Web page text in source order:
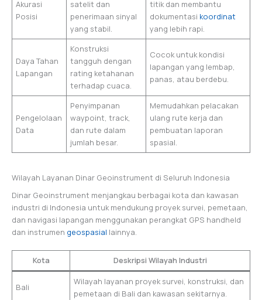
Akurasi
Posisi
satelit dan
penerimaan sinyal
yang stabil.
titik dan membantu
dokumentasi koordinat
yang lebih rapi.
Daya Tahan
Lapangan
Konstruksi
tangguh dengan
rating ketahanan
terhadap cuaca.
Cocok untuk kondisi
lapangan yang lembap,
panas, atau berdebu.
Pengelolaan
Data
Penyimpanan
waypoint, track,
dan rute dalam
jumlah besar.
Memudahkan pelacakan
ulang rute kerja dan
pembuatan laporan
spasial.
Wilayah Layanan Dinar Geoinstrument di Seluruh Indonesia
Dinar Geoinstrument menjangkau berbagai kota dan kawasan
industri di Indonesia untuk mendukung proyek survei, pemetaan,
dan navigasi lapangan menggunakan perangkat GPS handheld
dan instrumen geospasial lainnya.
Kota Deskripsi Wilayah Industri
Bali
Wilayah layanan proyek survei, konstruksi, dan
pemetaan di Bali dan kawasan sekitarnya.